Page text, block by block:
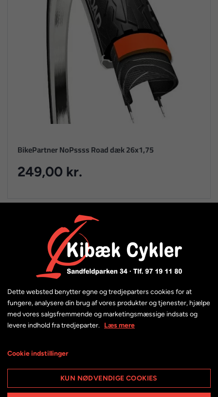
BikePartner NoPssss Road dæk 26x1,75
249,00 kr.
Dette websted benytter egne og tredjeparters cookies for at
fungere, analysere din brug af vores produkter og tjenester, hjælpe
med vores salgsfremmende og marketingsmæssige indsats og
levere indhold fra tredjeparter. Læs mere
Cookie indstillinger
KUN NØDVENDIGE COOKIES